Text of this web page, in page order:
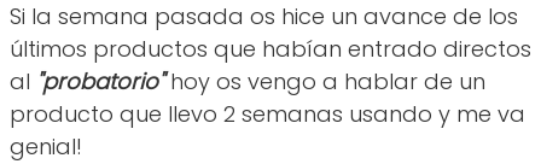
Si la semana pasada os hice un avance de los
últimos productos que habían entrado directos
al "probatorio"hoy os vengo a hablar de un
producto que llevo 2 semanas usando y me va
genial!